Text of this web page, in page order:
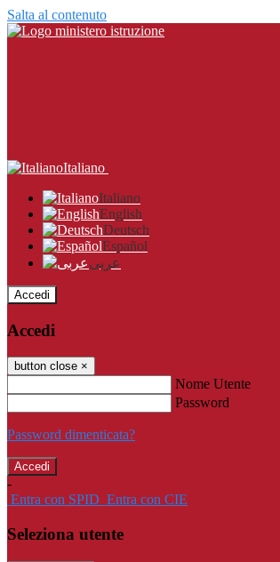
Salta al contenuto
Italiano
Italiano
English
Deutsch
Español
عربى
Accedi
Accedi
button close ×
Nome Utente
Password
Password dimenticata?
-
Entra con SPID Entra con CIE
Seleziona utente